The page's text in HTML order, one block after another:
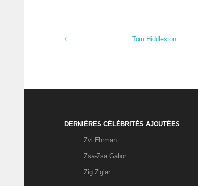
Tom Hiddleston
DERNIÈRES CÉLÉBRITÉS AJOUTÉES
Zvi Ehrman
Zsa-Zsa Gabor
Zig Ziglar